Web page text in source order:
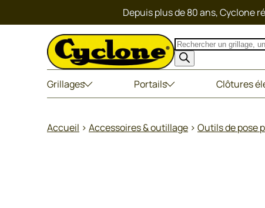
Depuis plus de 80 ans, Cyclone
Recherche
de
produits
Grillages Portails Clôtures
Accueil > Accessoires & outillage > Outils de pose